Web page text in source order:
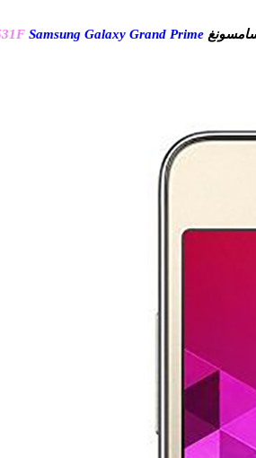
Samsung Galaxy Grand Prime